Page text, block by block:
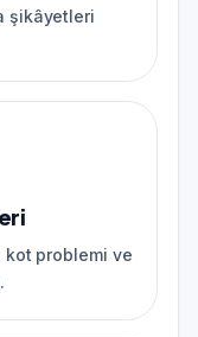
şikâyetleri
kot problemi ve